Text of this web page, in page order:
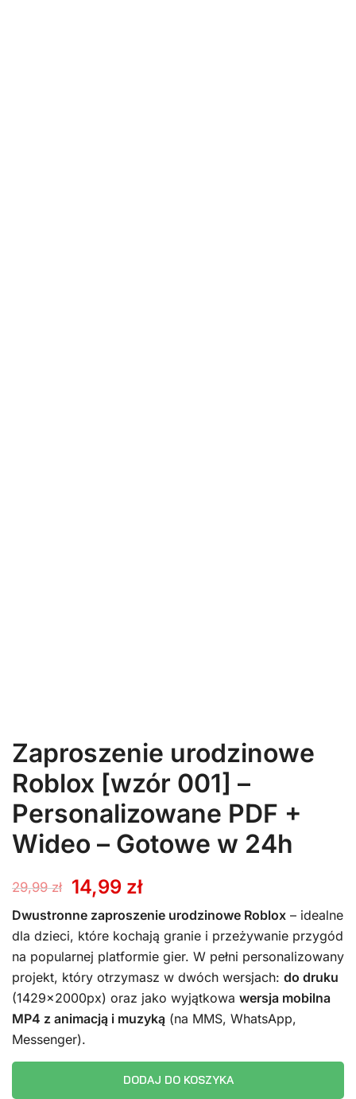
Zaproszenie urodzinowe
Roblox [wzór 001] –
Personalizowane PDF +
Wideo – Gotowe w 24h
29,99zł
Pierwotna
cena
wynosiła:
29,99 zł.
14,99 złAktualna
cena
wynosi:
14,99 zł.
Dwustronne zaproszenie urodzinowe Roblox – idealne
dla dzieci, które kochają granie i przeżywanie przygód
na popularnej platformie gier. W pełni personalizowany
projekt, który otrzymasz w dwóch wersjach: do druku
(1429x2000px) oraz jako wyjątkowa wersja mobilna
MP4 z animacją i muzyką (na MMS, WhatsApp,
Messenger).
DODAJ DO KOSZYKA